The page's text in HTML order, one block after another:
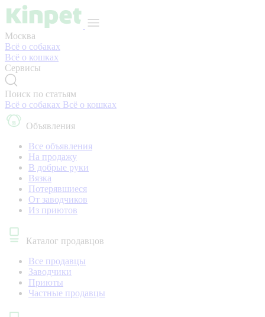
Москва
Всё о собаках
Всё о кошках
Сервисы
Поиск по статьям
Всё о собаках Всё о кошках
Объявления
Все объявления
На продажу
В добрые руки
Вязка
Потерявшиеся
От заводчиков
Из приютов
Каталог продавцов
Все продавцы
Заводчики
Приюты
Частные продавцы